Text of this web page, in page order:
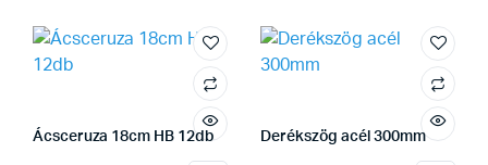
Ácsceruza 18cm HB 12db Derékszög acél 300mm